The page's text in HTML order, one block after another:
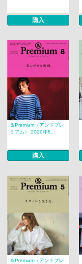
購入
＆Premium（アンドプレ
ミアム） 2020年8...
購入
＆Premium（アンドプレ